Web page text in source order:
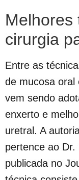
Melhores
cirurgia
Entre as
de mucosa oral
vem sendo
enxerto e
uretral. A
pertence ao
publicada no